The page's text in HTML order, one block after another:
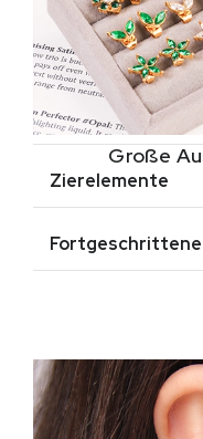
unempfindliche
und bei filigranen
kann erreicht werden.
Verschiedene
Zierelemente
Große